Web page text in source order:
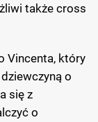
także cross
Vincenta, który
o
się z
o